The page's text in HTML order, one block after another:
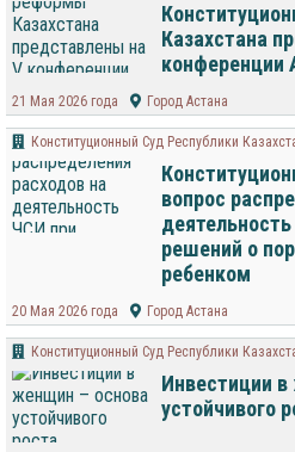
Казахстана
конференции
21 Мая 2026 года Город Астана
Конституционный Суд Республики
вопрос
решений о
ребенком
20 Мая 2026 года Город Астана
Конституционный Суд Республики
Инвестиции
устойчивого